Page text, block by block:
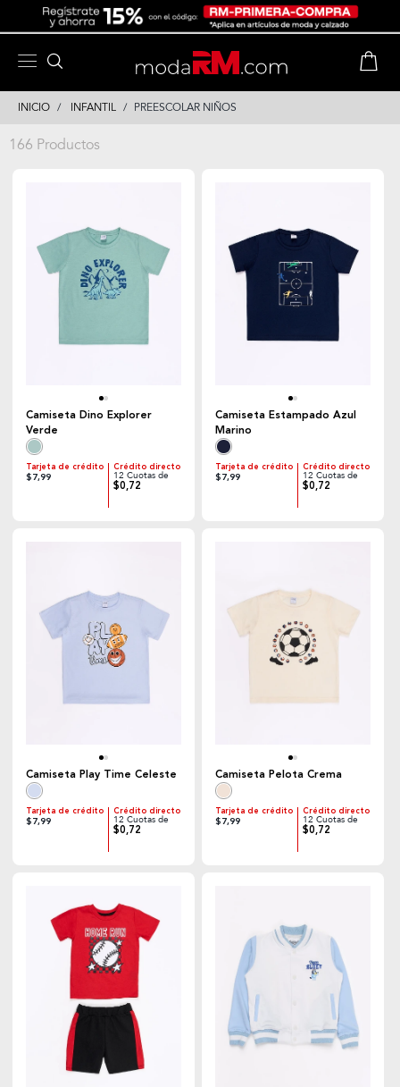
INICIO INFANTIL PREESCOLAR NIÑOS
166 Productos
Camiseta Dino Explorer
Verde
Tarjeta de crédito
$7,99
Crédito directo
12 Cuotas de
$0,72
Camiseta Estampado Azul
Marino
Tarjeta de crédito
$7,99
Crédito directo
12 Cuotas de
$0,72
Camiseta Play Time Celeste
Tarjeta de crédito
$7,99
Crédito directo
12 Cuotas de
$0,72
Camiseta Pelota Crema
Tarjeta de crédito
$7,99
Crédito directo
12 Cuotas de
$0,72